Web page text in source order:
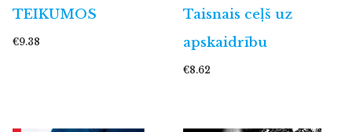
TEIKUMOS
€9.38
Taisnais ceļš uz
apskaidrību
€8.62